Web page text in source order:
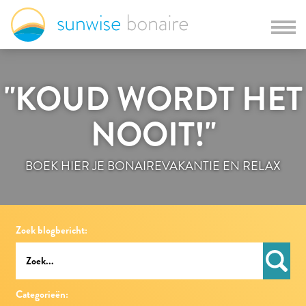
"KOUD WORDT HET
NOOIT!"
BOEK HIER JE BONAIREVAKANTIE EN RELAX
Zoek blogbericht:
Categorieën: